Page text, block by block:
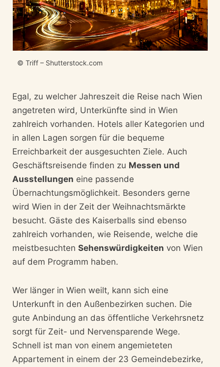
© Triff – Shutterstock.com
Egal, zu welcher Jahreszeit die Reise nach Wien
angetreten wird, Unterkünfte sind in Wien
zahlreich vorhanden. Hotels aller Kategorien und
in allen Lagen sorgen für die bequeme
Erreichbarkeit der ausgesuchten Ziele. Auch
Geschäftsreisende finden zu Messen und
Ausstellungen eine passende
Übernachtungsmöglichkeit. Besonders gerne
wird Wien in der Zeit der Weihnachtsmärkte
besucht. Gäste des Kaiserballs sind ebenso
zahlreich vorhanden, wie Reisende, welche die
meistbesuchten Sehenswürdigkeiten von Wien
auf dem Programm haben.
Wer länger in Wien weilt, kann sich eine
Unterkunft in den Außenbezirken suchen. Die
gute Anbindung an das öffentliche Verkehrsnetz
sorgt für Zeit- und Nervensparende Wege.
Schnell ist man von einem angemieteten
Appartement in einem der 23 Gemeindebezirke,